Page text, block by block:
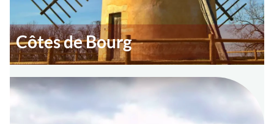
Côtes de Bourg